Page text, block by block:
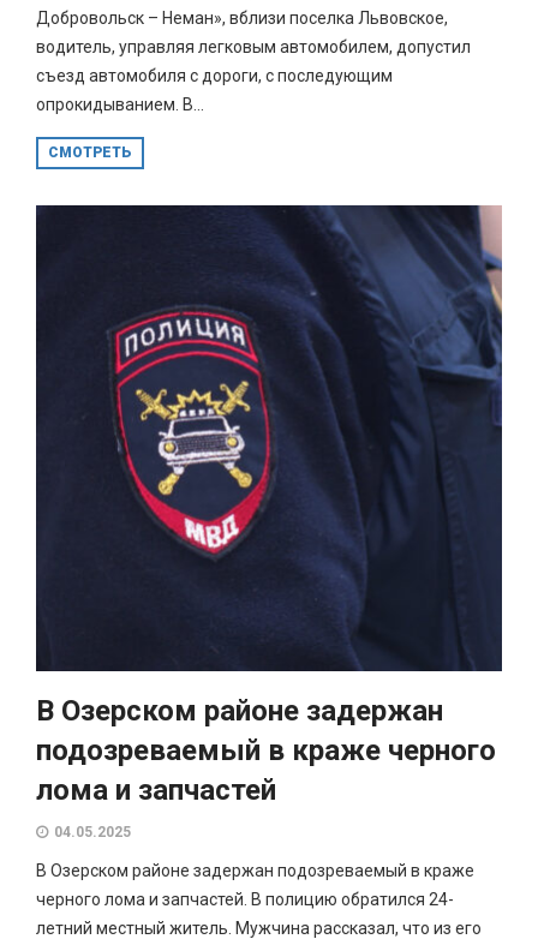
Добровольск – Неман», вблизи поселка Львовское,
водитель, управляя легковым автомобилем, допустил
съезд автомобиля с дороги, с последующим
опрокидыванием. В...
СМОТРЕТЬ
В Озерском районе задержан
подозреваемый в краже черного
лома и запчастей
04.05.2025
В Озерском районе задержан подозреваемый в краже
черного лома и запчастей. В полицию обратился 24-
летний местный житель. Мужчина рассказал, что из его